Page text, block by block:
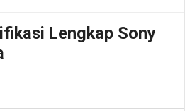
Lengkap Sony